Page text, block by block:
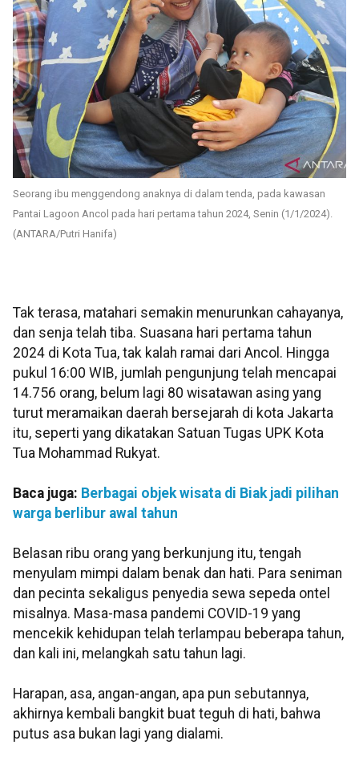
Seorang ibu menggendong anaknya di dalam tenda, pada kawasan
Pantai Lagoon Ancol pada hari pertama tahun 2024, Senin (1/1/2024).
(ANTARA/Putri Hanifa)
Tak terasa, matahari semakin menurunkan cahayanya,
dan senja telah tiba. Suasana hari pertama tahun
2024 di Kota Tua, tak kalah ramai dari Ancol. Hingga
pukul 16:00 WIB, jumlah pengunjung telah mencapai
14.756 orang, belum lagi 80 wisatawan asing yang
turut meramaikan daerah bersejarah di kota Jakarta
itu, seperti yang dikatakan Satuan Tugas UPK Kota
Tua Mohammad Rukyat.
Baca juga: Berbagai objek wisata di Biak jadi pilihan
warga berlibur awal tahun
Belasan ribu orang yang berkunjung itu, tengah
menyulam mimpi dalam benak dan hati. Para seniman
dan pecinta sekaligus penyedia sewa sepeda ontel
misalnya. Masa-masa pandemi COVID-19 yang
mencekik kehidupan telah terlampau beberapa tahun,
dan kali ini, melangkah satu tahun lagi.
Harapan, asa, angan-angan, apa pun sebutannya,
akhirnya kembali bangkit buat teguh di hati, bahwa
putus asa bukan lagi yang dialami.